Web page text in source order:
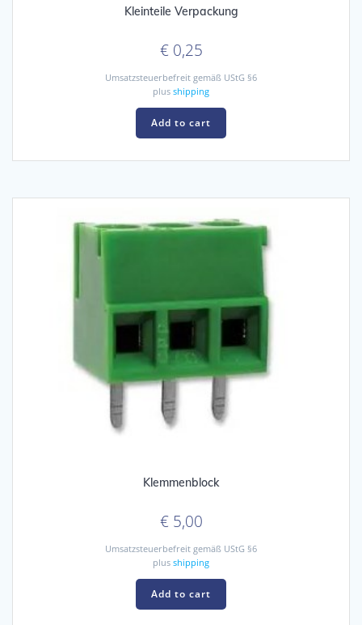
Kleinteile Verpackung
€0,25
Umsatzsteuerbefreit gemäß UStG §6
plus shipping
Add to cart
Klemmenblock
€5,00
Umsatzsteuerbefreit gemäß UStG §6
plus shipping
Add to cart